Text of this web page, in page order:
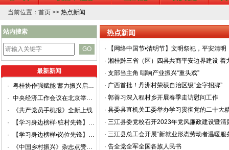
当前位置：首页 >> 热点新闻
站内搜索
最新新闻
·
粤桂协作强赋能 蓄力振兴启新程
·
中央经济工作会议在北京举行 习近平发表重要讲话
·
《共产党员手机报》全新上线
·
【学习身边榜样·驻村先锋】林静：真抓实干促发展，驻村干部勇担当
·
【学习身边榜样•岗位先锋】吴美莲：退而不休守文脉 一生笃行践初心
·
《中国乡村振兴》杂志点赞三江产口村：桂北侗寨的“红色动能”
热点新闻
·
【网络中国节•清明节】文明祭祀，平安清明
· 湘桂黔三省（区）四县共商平安边界建设 着
· 支部当主角 唱响产业振兴“重头戏”
· 广西首批！丹洲村荣获自治区级“金字招牌”
· 郭善习深入程村乡开展春季走访慰问工作
· 县委县直机关工委举办学习贯彻党的二十大
· 三江县委党校召开2023年党风廉政建设暨清
· 三江县总工会开展“新就业形态劳动者温暖服
· 告全党全军全国各族人民书